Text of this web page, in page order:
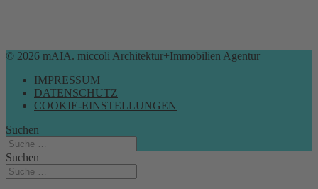
© 2026 mAIA. miccoli Architektur+Immobilien Agentur
IMPRESSUM
DATENSCHUTZ
COOKIE-EINSTELLUNGEN
Suchen
Suchen